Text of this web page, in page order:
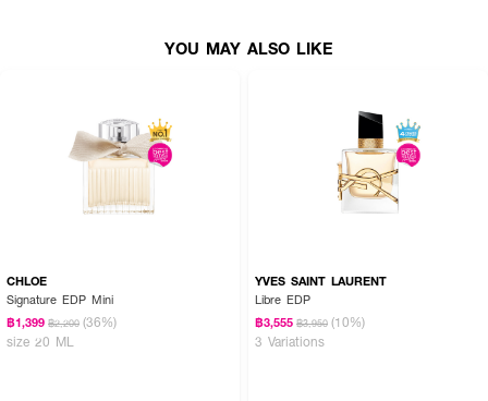
YOU MAY ALSO LIKE
CHLOE
Signature EDP Mini
฿1,399 ฿2,200 (36%)
size 20 ML
YVES SAINT LAURENT
Libre EDP
฿3,555 ฿3,950 (10%)
3 Variations